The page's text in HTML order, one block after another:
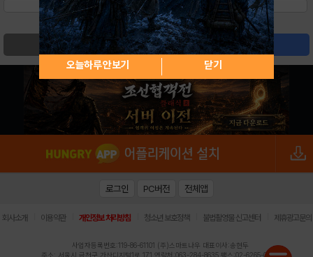
검색 글쓰기
오늘하루 안보기 닫기
로그인 PC버전 전체앱
회사소개 이용약관 개인정보 처리방침 청소년 보호정책 불법촬영물 신고센터 제휴광고문의
사업자등록번호:119-86-61101 (주)스마트나우 대표이사:송현두
주소: 서울시 금천구 가산디지털1로 171 연락처:063-284-8635 팩스:02-6265-0377